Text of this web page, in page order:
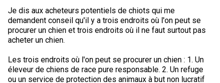
Bouvier australien courte queue
Colley barbu
Beauceron
Basset Hound
Beagle
Chien de St-Hubert
Bichon frisé
Terrier de Boston
Bouledogue anglais
Braque français (Gascogne)
Braque français (Pyrénées)
Braque d'Auvergne
Terrier airedale
Terrier Nu Américain
Terrier américain du Staffordshire
Chiens nains
Affenpinscher
Chien esquimau américain (nain)
Chiens de travail
Akita
Programme d'ADN
Programme de certification des éleveurs du CCC
Groupe 2 - Lévriers et chiens courants
Groupe 3 - Chiens-de-travail
Groupe 4 - Terriers
Inscription à la Puppy List
L'importation des chiens
Bureau des commandes
Programme de poursuite sur leurre
Expositions de conformation
Épreuve de chien de trait
Procédure pour un numéro d’inscription à l’événement
Répertoire des juges
Top Dogs
Top Dogs 2025
Assemblée générale annuelle du CCC
BFL Canada
Days Inn
Dodge
Jeunes manieurs
1-800-250-8040
orderdesk@ckc.ca
FAQ
Quand puis-je m'attendre à recevoir une version PDF de mon
Je dis aux acheteurs potentiels de chiots qui me
demandent conseil qu'il y a trois endroits où l'on peut se
procurer un chien et trois endroits où il ne faut surtout pas
acheter un chien.
Les trois endroits où l'on peut se procurer un chien : 1. Un
éleveur de chiens de race pure responsable. 2. Un refuge
ou un service de protection des animaux à but non lucratif